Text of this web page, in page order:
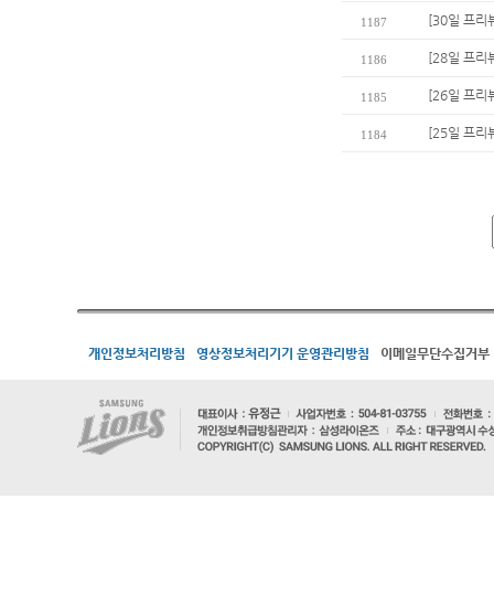
1187 [30일 프리
1186 [28일 프리
1185 [26일 프리
1184 [25일 프리
개인정보처리방침 영상정보처리기기 운영관리방침 이메일무단수집거부